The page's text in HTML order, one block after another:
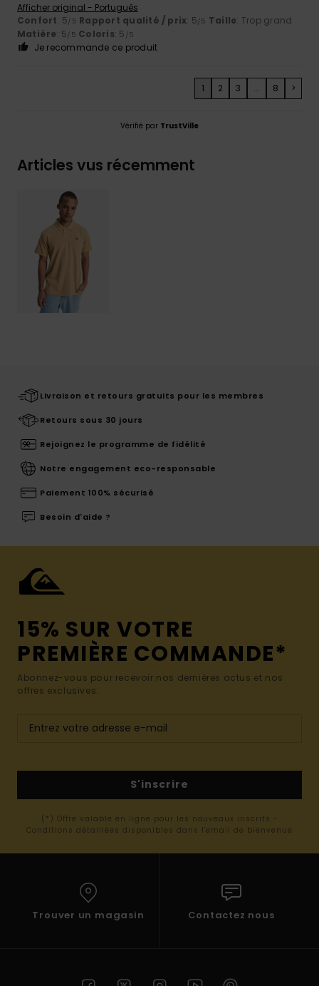
Afficher original - Português
Confort: 5/5 Rapport qualité / prix: 5/5 Taille: Trop grand
Matière: 5/5 Coloris: 5 /5
Je recommande ce produit
1 2 3 ... 8 >
Vérifié par TrustVille
Articles vus récemment
Livraison et retours gratuits pour les membres
Retours sous 30 jours
Rejoignez le programme de fidélité
Notre engagement eco-responsable
Paiement 100% sécurisé
Besoin d'aide ?
15% SUR VOTRE
PREMIÈRE COMMANDE*
Abonnez-vous pour recevoir nos dernières actus et nos
offres exclusives.
S'inscrire
(*) Offre valable en ligne pour les nouveaux inscrits -
Conditions détaillées disponibles dans l'email de bienvenue
Trouver un magasin Contactez nous